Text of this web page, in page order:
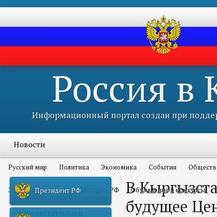
Россия в
Информационный портал создан при
Новости
Русский мир Политика Экономика События
Это интересно всем История РФ Объявления и конкурсы
Соотечественники
Президент РФ
В
будущее